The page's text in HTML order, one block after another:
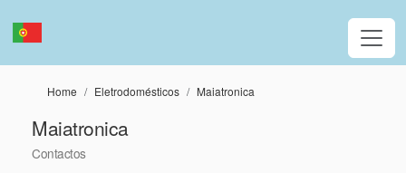
Home Eletrodomésticos Maiatronica
Maiatronica
Contactos